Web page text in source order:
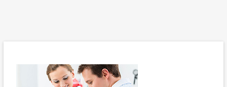
Возрастные изменения
Наследственная предрасположенность